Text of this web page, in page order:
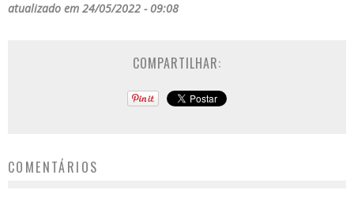
atualizado em 24/05/2022 - 09:08
COMPARTILHAR:
COMENTÁRIOS